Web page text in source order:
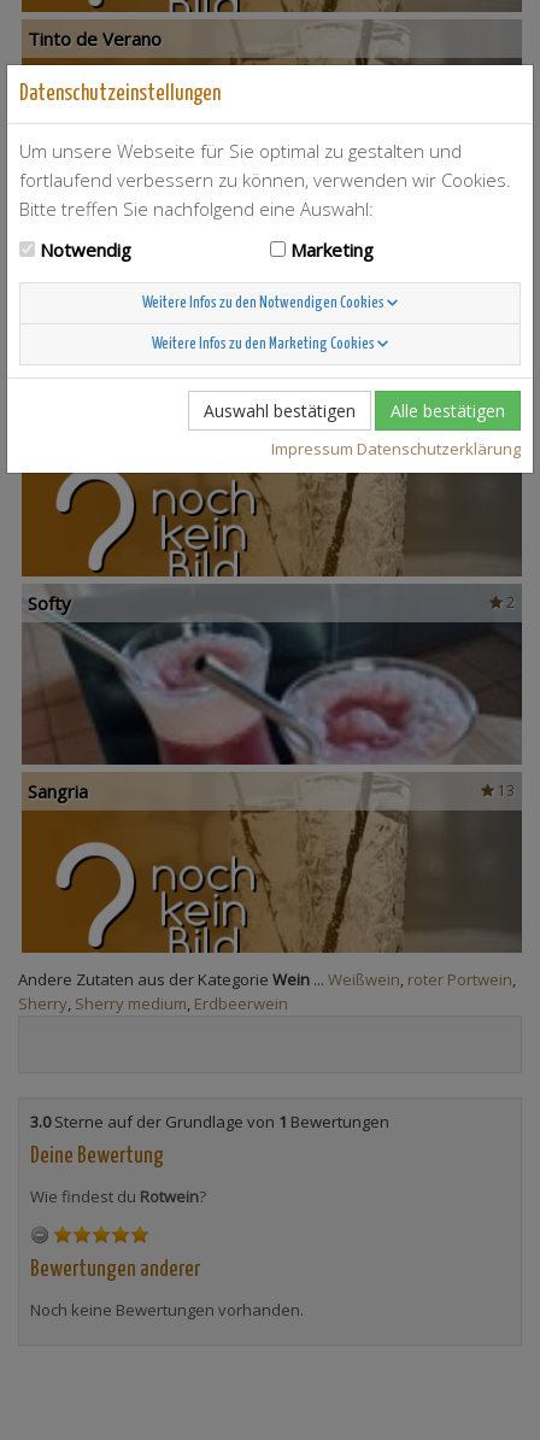
Tinto de Verano
2
Softy
13
Sangria
Andere Zutaten aus der Kategorie Wein ... Weißwein, roter Portwein,
Sherry, Sherry medium, Erdbeerwein
3.0Sterne auf der Grundlage von 1 Bewertungen
Deine Bewertung
Wie findest du Rotwein?
Bewertungen anderer
Noch keine Bewertungen vorhanden.
Datenschutzeinstellungen
Um unsere Webseite für Sie optimal zu gestalten und
fortlaufend verbessern zu können, verwenden wir Cookies.
Bitte treffen Sie nachfolgend eine Auswahl:
Notwendig
Marketing
Weitere Infos zu den Notwendigen Cookies
Weitere Infos zu den Marketing Cookies
Auswahl bestätigen Alle bestätigen
Impressum Datenschutzerklärung